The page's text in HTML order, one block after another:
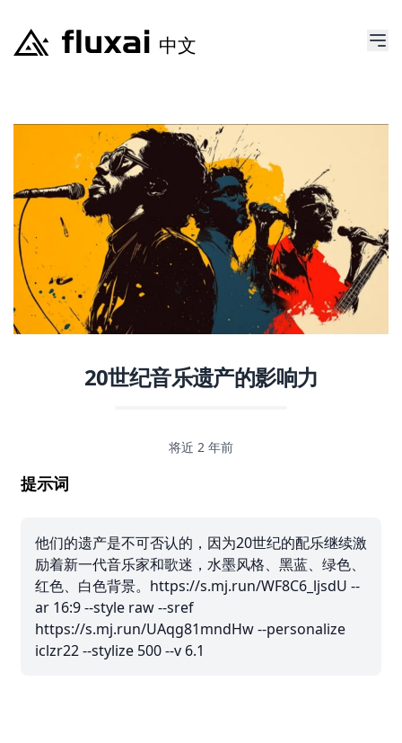
20世纪音乐遗产的影响力
将近 2 年前
提示词
他们的遗产是不可否认的，因为20世纪的配乐继续激
励着新一代音乐家和歌迷，水墨风格、黑蓝、绿色、
红色、白色背景。https://s.mj.run/WF8C6_ljsdU --
ar 16:9 --style raw --sref
https://s.mj.run/UAqg81mndHw --personalize
iclzr22 --stylize 500 --v 6.1